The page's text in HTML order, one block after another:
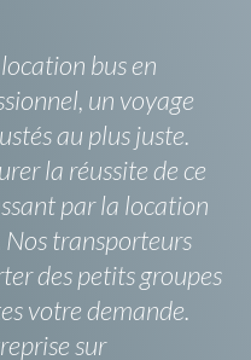
bus en
un voyage
au plus juste.
la réussite de ce
par la location
transporteurs
des petits groupes
votre demande.
sur